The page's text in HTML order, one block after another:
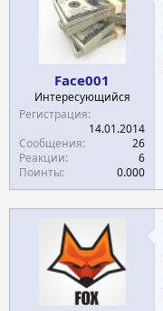
Face001
Интересующийся
Регистрация
14.01.2014
Сообщения
26
Реакции
6
Поинты
0.000